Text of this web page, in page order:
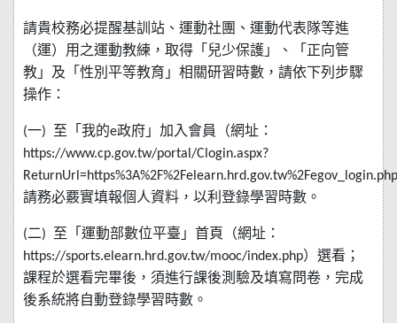
請貴校務必提醒基訓站、運動社團、運動代表隊等進
（運）用之運動教練，取得「兒少保護」、「正向管
教」及「性別平等教育」相關研習時數，請依下列步驟
操作：
(一) 至「我的e政府」加入會員（網址：
https://www.cp.gov.tw/portal/Clogin.aspx?
ReturnUrl=https%3A%2F%2Felearn.hrd.gov.tw%2Fegov_login.php
請務必覈實填報個人資料，以利登錄學習時數。
(二) 至「運動部數位平臺」首頁（網址：
https://sports.elearn.hrd.gov.tw/mooc/index.php）選看；
課程於選看完畢後，須進行課後測驗及填寫問卷，完成
後系統將自動登錄學習時數。